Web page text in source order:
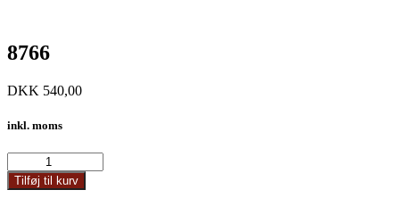
8766
DKK 540,00
inkl. moms
antal
Tilføj til kurv